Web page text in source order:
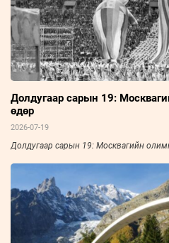
Долдугаар сарын 19:
өдөр
2026-07-19
Долдугаар сарын 19: Москвагийн